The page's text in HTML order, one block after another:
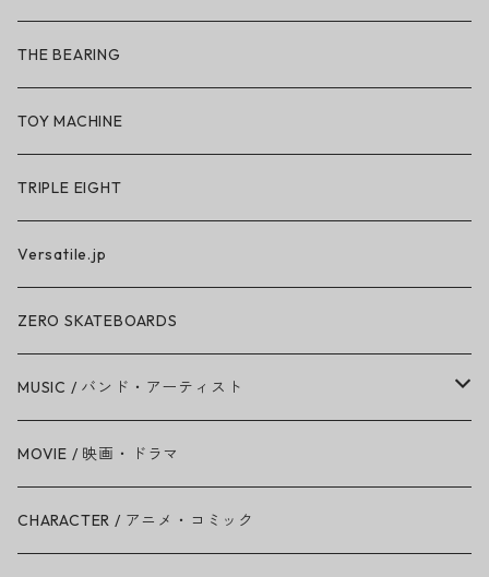
So iLL × ON THE ROAM
BN3TH × So iLL × ON THE ROAM
THE BEARING
TOY MACHINE
TRIPLE EIGHT
Versatile.jp
ZERO SKATEBOARDS
MUSIC / バンド・アーティスト
Amy Winehouse
Ariana Grande
MOVIE / 映画・ドラマ
CHARACTER / アニメ・コミック